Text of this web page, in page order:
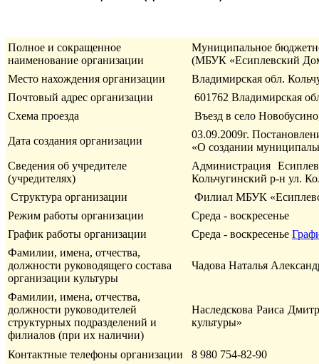
Полное и сокращенное
наименование организации
Муниципальное
(МБУК «Есиплевский
Место нахождения организации
Владимирская обл.
Почтовый адрес организации
601762 Владимирская
Схема проезда
Въезд в село
Дата создания организации
03.09.2009г.
«О создании
Сведения об учредителе
(учредителях)
Администрация
Кольчугинский р-н ул.
Структура организации
Филиал МБУК
Режим работы организации
Среда - воскресенье
График работы организации
Среда - воскресенье
Фамилии, имена, отчества,
должности руководящего состава
организации культуры
Чадова Наталья
Фамилии, имена, отчества,
должности руководителей
структурных подразделений и
филиалов (при их наличии)
Наследскова Раиса
культуры»
Контактные телефоны организации
8 980 754-82-90